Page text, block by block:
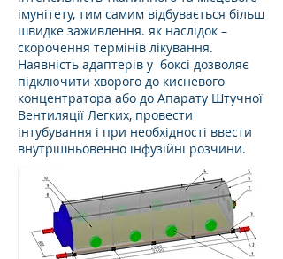
імунітету, тим самим відбувається більш
швидке заживлення. як наслідок –
скорочення термінів лікування.
Наявність адаптерів у боксі дозволяє
підключити хворого до кисневого
концентратора або до Апарату Штучної
Вентиляції Легких, провести
інтубування і при необхідності ввести
внутрішньовенно інфузійні розчини.